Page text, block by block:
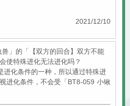
2021/12/10
」的「【双方的回合】双方不能
使特殊进化无法进化吗？
进化条件的一种，所以通过特殊进
进化条件，不会受「BT8-059 小锹